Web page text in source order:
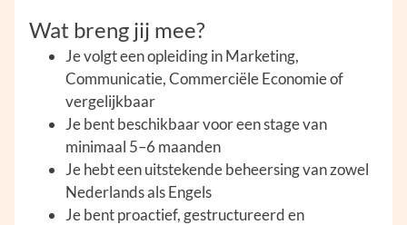
Wat breng jij mee?
Je volgt een opleiding in Marketing,
Communicatie, Commerciële Economie of
vergelijkbaar
Je bent beschikbaar voor een stage van
minimaal 5–6 maanden
Je hebt een uitstekende beheersing van zowel
Nederlands als Engels
Je bent proactief, gestructureerd en